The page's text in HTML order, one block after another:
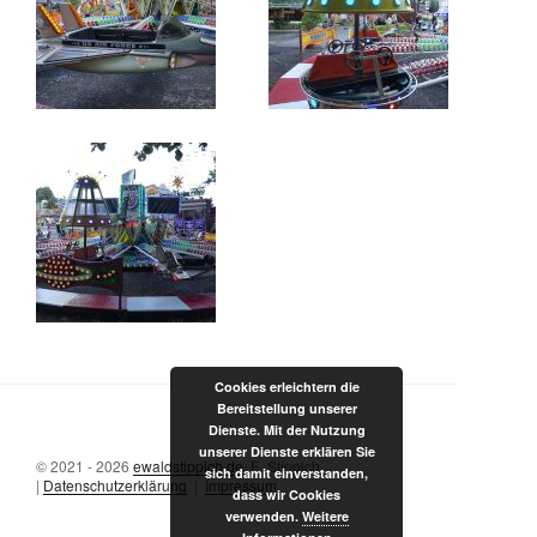
© 2021 - 2026 ewaldstippich.de , E. Stippich
| Datenschutzerklärung Impressum
Cookies erleichtern die
Bereitstellung unserer
Dienste. Mit der Nutzung
unserer Dienste erklären Sie
sich damit einverstanden,
dass wir Cookies
verwenden. Weitere